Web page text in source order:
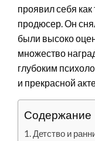
проявил себя
продюсер. Он
были высоко
множество
глубоким
и прекрасной
Содержание
Детство и